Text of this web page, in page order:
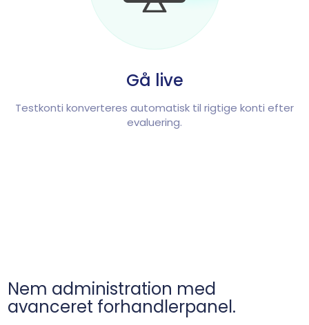
Gå live
Testkonti konverteres automatisk til rigtige konti efter
evaluering.
Nem administration med
avanceret forhandlerpanel.